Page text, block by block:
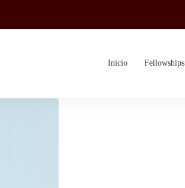
Inicio Fellowships